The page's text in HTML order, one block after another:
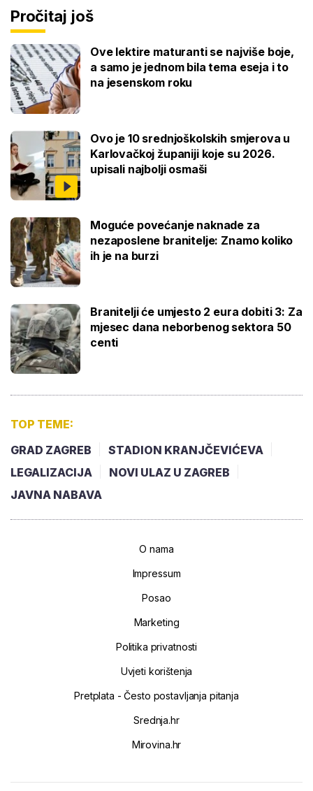
Pročitaj još
Ove lektire maturanti se najviše boje,
a samo je jednom bila tema eseja i to
na jesenskom roku
Ovo je 10 srednjoškolskih smjerova u
Karlovačkoj županiji koje su 2026.
upisali najbolji osmaši
Moguće povećanje naknade za
nezaposlene branitelje: Znamo koliko
ih je na burzi
Branitelji će umjesto 2 eura dobiti 3: Za
mjesec dana neborbenog sektora 50
centi
TOP TEME:
GRAD ZAGREB
STADION KRANJČEVIĆEVA
LEGALIZACIJA
NOVI ULAZ U ZAGREB
JAVNA NABAVA
O nama
Impressum
Posao
Marketing
Politika privatnosti
Uvjeti korištenja
Pretplata - Često postavljanja pitanja
Srednja.hr
Mirovina.hr